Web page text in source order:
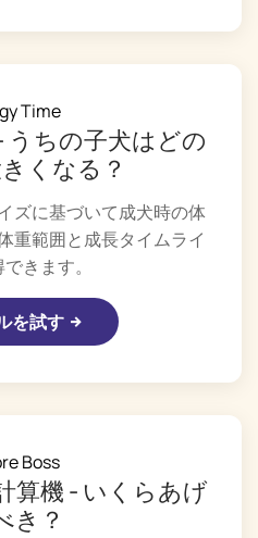
Time
うちの子犬はどの
くなる？
ズに基づいて成犬時の体
重範囲と成長タイムライ
きます。
を試す
Boss
算機 - いくらあげ
き？